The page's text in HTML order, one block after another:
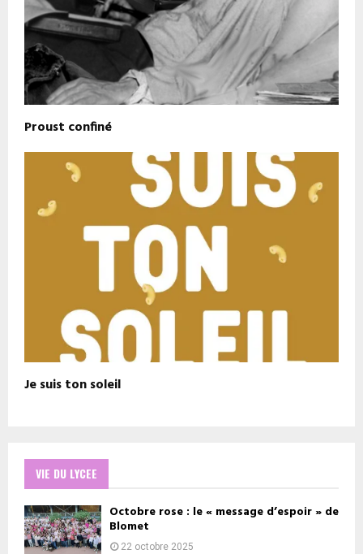
Proust confiné
Je suis ton soleil
VIE DU LYCEE
Octobre rose : le « message d’espoir » de
Blomet
22 octobre 2025